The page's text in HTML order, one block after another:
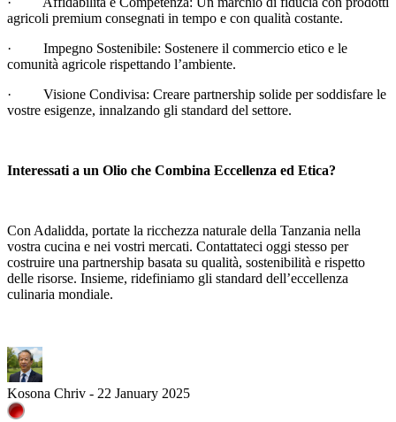
agricoli premium consegnati in tempo e con qualità costante.
· Impegno Sostenibile: Sostenere il commercio etico e le
comunità agricole rispettando l’ambiente.
· Visione Condivisa: Creare partnership solide per soddisfare le
vostre esigenze, innalzando gli standard del settore.
Interessati a un Olio che Combina Eccellenza ed Etica?
Con Adalidda, portate la ricchezza naturale della Tanzania nella
vostra cucina e nei vostri mercati. Contattateci oggi stesso per
costruire una partnership basata su qualità, sostenibilità e rispetto
delle risorse. Insieme, ridefiniamo gli standard dell’eccellenza
culinaria mondiale.
Kosona Chriv - 22 January 2025